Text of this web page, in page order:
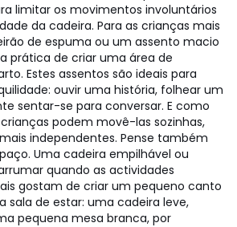
limitar os movimentos involuntários
da cadeira. Para as crianças mais
de espuma ou um assento macio
prática de criar uma área de
Estes assentos são ideais para
ouvir uma história, folhear um
sentar-se para conversar. E como
podem movê-las sozinhas,
independentes. Pense também
Uma cadeira empilhável ou
quando as actividades
gostam de criar um pequeno canto
sala de estar: uma cadeira leve,
pequena mesa branca, por